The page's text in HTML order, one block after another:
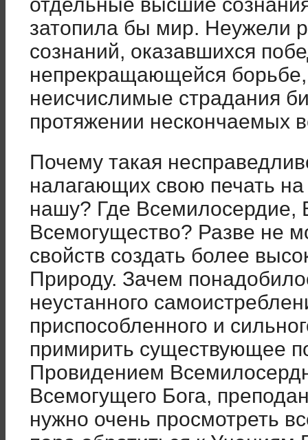
затопила бы мир. Неужели
сознаний, оказавшихся
непрекращающейся борьбе,
неисчислимые страдания
протяжении нескончаемых
Почему такая
налагающих свою печать
нашу? Где Всемилосердие,
Всемогущество? Разве не
свойств создать более
Природу. Зачем
неустанного
приспособленного и
примирить существующее
Провидением
Всемогущего Бога,
нужно очень просмотреть